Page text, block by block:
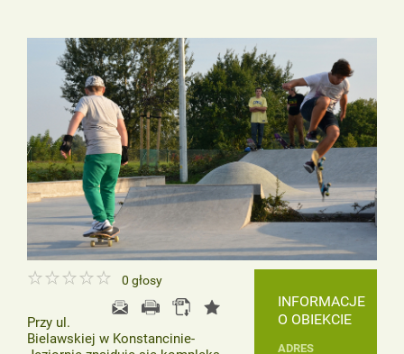
0 głosy
INFORMACJE
O OBIEKCIE
ADRES
Przy ul.
Bielawskiej w Konstancinie-